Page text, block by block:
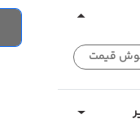
قیمت